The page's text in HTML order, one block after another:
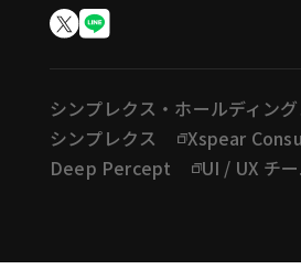
シンプレクス・ホールディン
シンプレクス
Xspear
Deep Percept
UI / UX チー